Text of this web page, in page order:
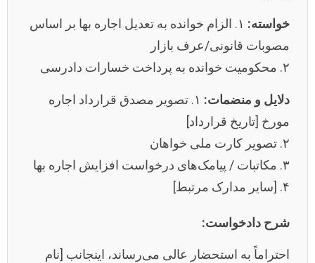
خواسته:
۱. الزام خوانده به تعدیل اجاره بها بر اساس
مصوبات قانونی/عرف بازار
۲. محکومیت خوانده به پرداخت خسارات دادرسی
دلایل و منضمات:
۱. تصویر مصدق قرارداد اجاره
مورخ [تاریخ قرارداد]
۲. تصویر کارت ملی خواهان
۳. مکاتبات / پیامک‌های درخواست افزایش اجاره بها
۴. [سایر مدارک مرتبط]
شرح دادخواست:
احتراماً به استحضار عالی می‌رساند، اینجانب [نام